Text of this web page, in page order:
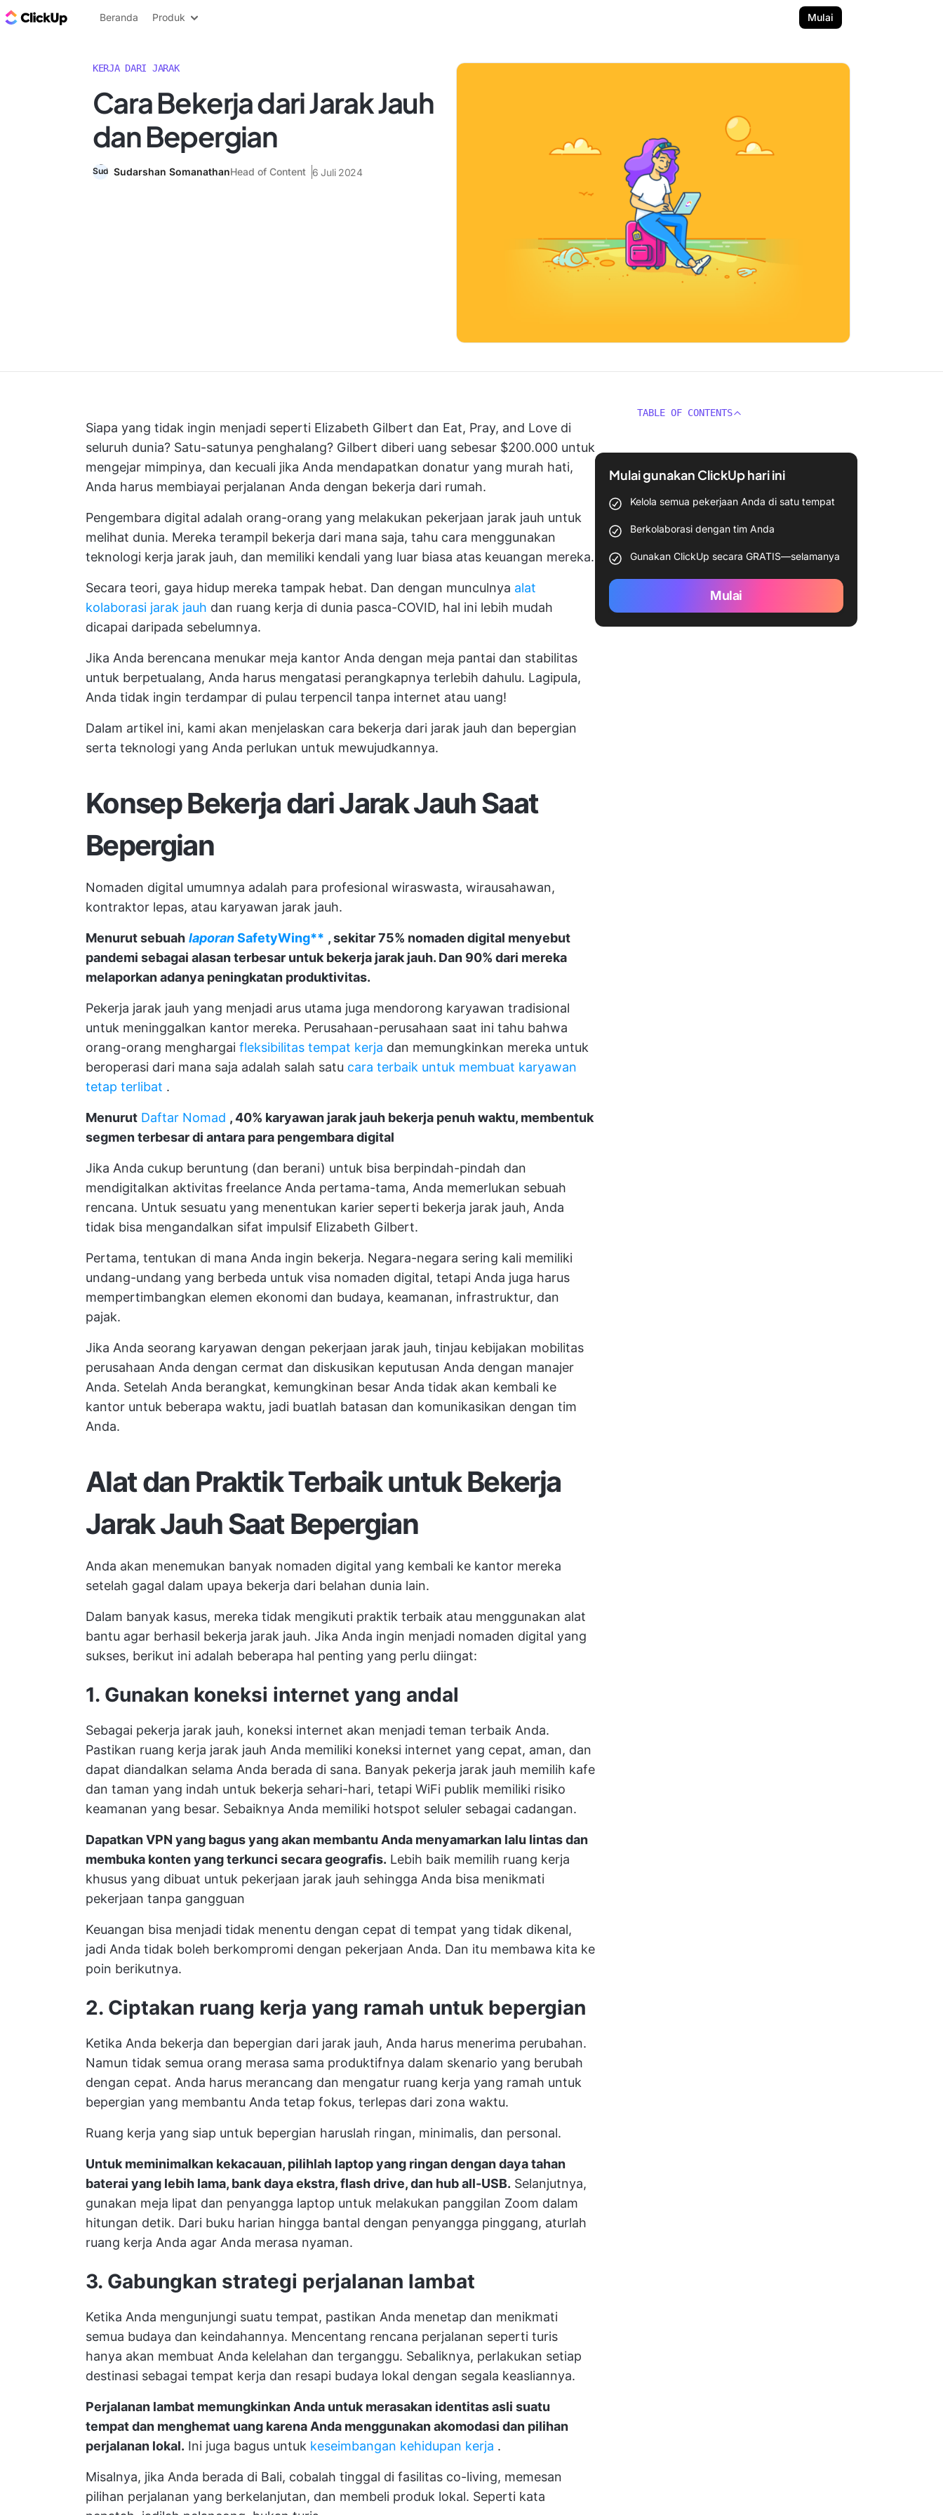
Blog ClickUp
Beranda Produk Mulai
KERJA DARI JARAK
Cara Bekerja dari Jarak Jauh
dan Bepergian
Sudarshan SomanathanHead of Content 6 Juli 2024
Siapa yang tidak ingin menjadi seperti Elizabeth Gilbert dan Eat, Pray, and Love di
seluruh dunia? Satu-satunya penghalang? Gilbert diberi uang sebesar $200.000 untuk
mengejar mimpinya, dan kecuali jika Anda mendapatkan donatur yang murah hati,
Anda harus membiayai perjalanan Anda dengan bekerja dari rumah.
Pengembara digital adalah orang-orang yang melakukan pekerjaan jarak jauh untuk
melihat dunia. Mereka terampil bekerja dari mana saja, tahu cara menggunakan
teknologi kerja jarak jauh, dan memiliki kendali yang luar biasa atas keuangan mereka.
Secara teori, gaya hidup mereka tampak hebat. Dan dengan munculnya alat
kolaborasi jarak jauh dan ruang kerja di dunia pasca-COVID, hal ini lebih mudah
dicapai daripada sebelumnya.
Jika Anda berencana menukar meja kantor Anda dengan meja pantai dan stabilitas
untuk berpetualang, Anda harus mengatasi perangkapnya terlebih dahulu. Lagipula,
Anda tidak ingin terdampar di pulau terpencil tanpa internet atau uang!
Dalam artikel ini, kami akan menjelaskan cara bekerja dari jarak jauh dan bepergian
serta teknologi yang Anda perlukan untuk mewujudkannya.
Konsep Bekerja dari Jarak Jauh Saat
Bepergian
Nomaden digital umumnya adalah para profesional wiraswasta, wirausahawan,
kontraktor lepas, atau karyawan jarak jauh.
Menurut sebuah laporanSafetyWing** , sekitar 75% nomaden digital menyebut
pandemi sebagai alasan terbesar untuk bekerja jarak jauh. Dan 90% dari mereka
melaporkan adanya peningkatan produktivitas.
Pekerja jarak jauh yang menjadi arus utama juga mendorong karyawan tradisional
untuk meninggalkan kantor mereka. Perusahaan-perusahaan saat ini tahu bahwa
orang-orang menghargai fleksibilitas tempat kerja dan memungkinkan mereka untuk
beroperasi dari mana saja adalah salah satu cara terbaik untuk membuat karyawan
tetap terlibat .
Menurut Daftar Nomad , 40% karyawan jarak jauh bekerja penuh waktu, membentuk
segmen terbesar di antara para pengembara digital
Jika Anda cukup beruntung (dan berani) untuk bisa berpindah-pindah dan
mendigitalkan aktivitas freelance Anda pertama-tama, Anda memerlukan sebuah
rencana. Untuk sesuatu yang menentukan karier seperti bekerja jarak jauh, Anda
tidak bisa mengandalkan sifat impulsif Elizabeth Gilbert.
Pertama, tentukan di mana Anda ingin bekerja. Negara-negara sering kali memiliki
undang-undang yang berbeda untuk visa nomaden digital, tetapi Anda juga harus
mempertimbangkan elemen ekonomi dan budaya, keamanan, infrastruktur, dan
pajak.
Jika Anda seorang karyawan dengan pekerjaan jarak jauh, tinjau kebijakan mobilitas
perusahaan Anda dengan cermat dan diskusikan keputusan Anda dengan manajer
Anda. Setelah Anda berangkat, kemungkinan besar Anda tidak akan kembali ke
kantor untuk beberapa waktu, jadi buatlah batasan dan komunikasikan dengan tim
Anda.
Alat dan Praktik Terbaik untuk Bekerja
Jarak Jauh Saat Bepergian
Anda akan menemukan banyak nomaden digital yang kembali ke kantor mereka
setelah gagal dalam upaya bekerja dari belahan dunia lain.
Dalam banyak kasus, mereka tidak mengikuti praktik terbaik atau menggunakan alat
bantu agar berhasil bekerja jarak jauh. Jika Anda ingin menjadi nomaden digital yang
sukses, berikut ini adalah beberapa hal penting yang perlu diingat:
1. Gunakan koneksi internet yang andal
Sebagai pekerja jarak jauh, koneksi internet akan menjadi teman terbaik Anda.
Pastikan ruang kerja jarak jauh Anda memiliki koneksi internet yang cepat, aman, dan
dapat diandalkan selama Anda berada di sana. Banyak pekerja jarak jauh memilih kafe
dan taman yang indah untuk bekerja sehari-hari, tetapi WiFi publik memiliki risiko
keamanan yang besar. Sebaiknya Anda memiliki hotspot seluler sebagai cadangan.
Dapatkan VPN yang bagus yang akan membantu Anda menyamarkan lalu lintas dan
membuka konten yang terkunci secara geografis. Lebih baik memilih ruang kerja
khusus yang dibuat untuk pekerjaan jarak jauh sehingga Anda bisa menikmati
pekerjaan tanpa gangguan
Keuangan bisa menjadi tidak menentu dengan cepat di tempat yang tidak dikenal,
jadi Anda tidak boleh berkompromi dengan pekerjaan Anda. Dan itu membawa kita ke
poin berikutnya.
2. Ciptakan ruang kerja yang ramah untuk bepergian
Ketika Anda bekerja dan bepergian dari jarak jauh, Anda harus menerima perubahan.
Namun tidak semua orang merasa sama produktifnya dalam skenario yang berubah
dengan cepat. Anda harus merancang dan mengatur ruang kerja yang ramah untuk
bepergian yang membantu Anda tetap fokus, terlepas dari zona waktu.
Ruang kerja yang siap untuk bepergian haruslah ringan, minimalis, dan personal.
Untuk meminimalkan kekacauan, pilihlah laptop yang ringan dengan daya tahan
baterai yang lebih lama, bank daya ekstra, flash drive, dan hub all-USB. Selanjutnya,
gunakan meja lipat dan penyangga laptop untuk melakukan panggilan Zoom dalam
hitungan detik. Dari buku harian hingga bantal dengan penyangga pinggang, aturlah
ruang kerja Anda agar Anda merasa nyaman.
3. Gabungkan strategi perjalanan lambat
Ketika Anda mengunjungi suatu tempat, pastikan Anda menetap dan menikmati
semua budaya dan keindahannya. Mencentang rencana perjalanan seperti turis
hanya akan membuat Anda kelelahan dan terganggu. Sebaliknya, perlakukan setiap
destinasi sebagai tempat kerja dan resapi budaya lokal dengan segala keasliannya.
Perjalanan lambat memungkinkan Anda untuk merasakan identitas asli suatu
tempat dan menghemat uang karena Anda menggunakan akomodasi dan pilihan
perjalanan lokal. Ini juga bagus untuk keseimbangan kehidupan kerja .
Misalnya, jika Anda berada di Bali, cobalah tinggal di fasilitas co-living, memesan
pilihan perjalanan yang berkelanjutan, dan membeli produk lokal. Seperti kata
TABLE OF CONTENTS
Mulai gunakan ClickUp hari ini
Kelola semua pekerjaan Anda di satu tempat
Berkolaborasi dengan tim Anda
Gunakan ClickUp secara GRATIS—selamanya
Mulai